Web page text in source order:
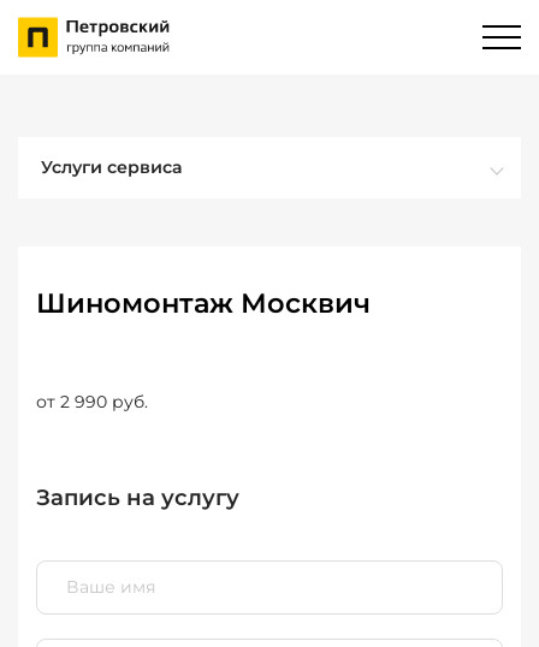
Услуги сервиса
Шиномонтаж Москвич
от 2 990 руб.
Запись на услугу